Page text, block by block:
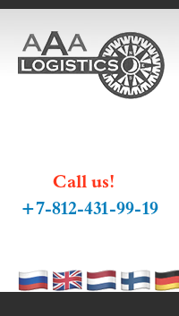
Call us!
+7-812-431-99-19